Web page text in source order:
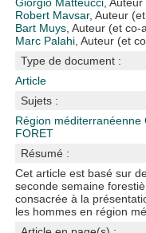
Robert Mavsar, Auteur
Bart Muys , Auteur (et co-
Marc Palahi , Auteur (et
Type de document :
Article
Sujets :
Région méditerranéenne
FORET
Résumé :
Cet article est basé sur
seconde semaine
consacrée à la
les hommes en région